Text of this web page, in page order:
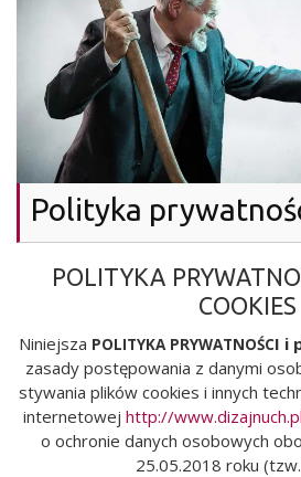
Polityka
POLITYKA
COOKIES
Niniej­sza POLITYKA PRYWATNOŚCI i
zasa­dy postę­po­wa­nia z dany­mi
sty­wa­nia pli­ków cookies i innych
inter­ne­to­wej http://www.dizajnuch.pl
o ochro­nie danych oso­bo­wych
25.05.2018 roku (tzw.